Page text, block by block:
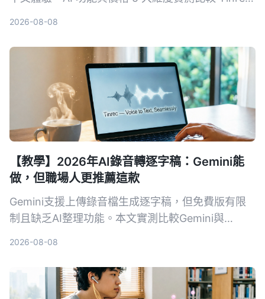
2026-08-08
【教學】2026年AI錄音轉逐字稿：Gemini能
做，但職場人更推薦這款
Gemini支援上傳錄音檔生成逐字稿，但免費版有限
制且缺乏AI整理功能。本文實測比較Gemini與
2026-08-08